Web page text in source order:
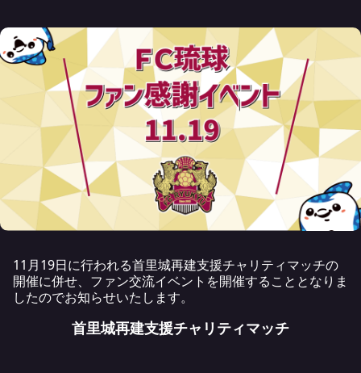
11月19日に行われる首里城再建支援チャリティマッチの
開催に併せ、ファン交流イベントを開催することとなりま
したのでお知らせいたします。
首里城再建支援チャリティマッチ